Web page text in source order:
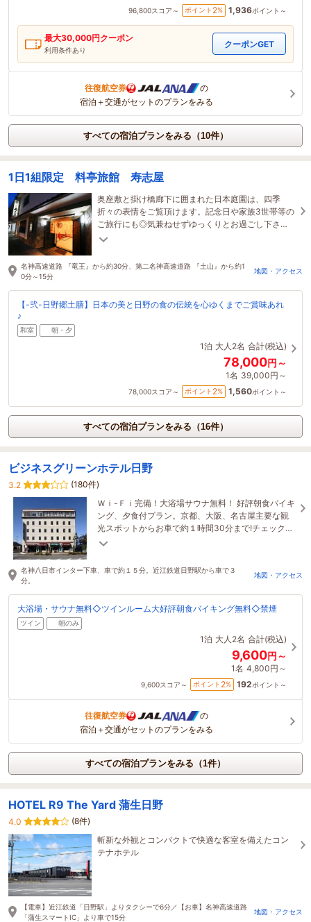
96,800スコア～ ポイント 2% 1,936ポイント～
最大30,000円クーポン
利用条件あり
クーポンGET
往復航空券
の
宿泊＋交通がセットのプランをみる
すべての宿泊プランをみる（10件）
1日1組限定 料亭旅館 寿志屋
奥座敷と掛け橋廊下に囲まれた日本庭園は、四季
折々の表情をご覧頂けます。記念日や家族3世帯等の
ご旅行にも◎気兼ねせずゆっくりとお過ごし下さ
い。お食事の際は、お子様へのおもちゃもご用意し
名神高速道路 『竜王』から約30分、第二名神高速道路 『土山』から約1
0分～15分
地図・アクセス
【-弐-日野郷土膳】日本の美と日野の食の伝統を心ゆくまでご賞味あれ
♪
和室 朝・夕
1泊 大人2名 合計(税込)
78,000円～
1名 39,000円～
78,000スコア～ ポイント 2% 1,560ポイント～
すべての宿泊プランをみる（16件）
ビジネスグリーンホテル日野
3.2
(180件)
Ｗｉ-Ｆｉ完備！大浴場サウナ無料！ 好評朝食バイキ
ング、夕食付プラン。京都、大阪、名古屋主要な観
光スポットからお車で約１時間30分まで!チェックイ
ン時、検温とご本人確認にご協力ください。
名神八日市インター下車、車で約１５分。近江鉄道日野駅から車で３
分。
地図・アクセス
大浴場・サウナ無料◇ツインルーム大好評朝食バイキング無料◇禁煙
ツイン 朝のみ
1泊 大人2名 合計(税込)
9,600円～
1名 4,800円～
9,600スコア～ ポイント 2% 192ポイント～
往復航空券
の
宿泊＋交通がセットのプランをみる
すべての宿泊プランをみる（1件）
HOTEL R9 The Yard 蒲生日野
4.0
(8件)
斬新な外観とコンパクトで快適な客室を備えたコン
テナホテル
【電車】近江鉄道「日野駅」よりタクシーで6分／【お車】名神高速道路
「蒲生スマートIC」より車で15分
地図・アクセス